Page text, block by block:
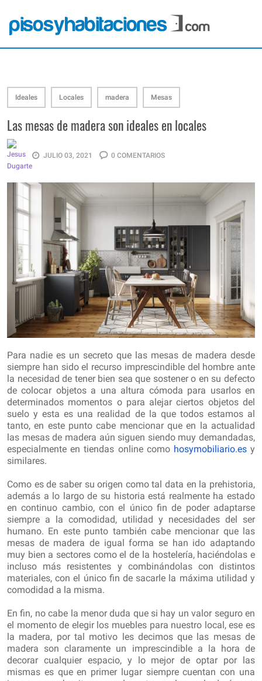
Ideales Locales madera Mesas
Las mesas de madera son ideales en locales
JULIO 03, 2021 0 COMENTARIOS
Para nadie es un secreto que las mesas de madera desde
siempre han sido el recurso imprescindible del hombre ante
la necesidad de tener bien sea que sostener o en su defecto
de colocar objetos a una altura cómoda para usarlos en
determinados momentos o para alejar ciertos objetos del
suelo y esta es una realidad de la que todos estamos al
tanto, en este punto cabe mencionar que en la actualidad
las mesas de madera aún siguen siendo muy demandadas,
especialmente en tiendas online como hosymobiliario.es y
similares.
Como es de saber su origen como tal data en la prehistoria,
además a lo largo de su historia está realmente ha estado
en continuo cambio, con el único fin de poder adaptarse
siempre a la comodidad, utilidad y necesidades del ser
humano. En este punto también cabe mencionar que las
mesas de madera de igual forma se han ido adaptando
muy bien a sectores como el de la hostelería, haciéndolas e
incluso más resistentes y combinándolas con distintos
materiales, con el único fin de sacarle la máxima utilidad y
comodidad a la misma.
En fin, no cabe la menor duda que si hay un valor seguro en
el momento de elegir los muebles para nuestro local, ese es
la madera, por tal motivo les decimos que las mesas de
madera son claramente un imprescindible a la hora de
decorar cualquier espacio, y lo mejor de optar por las
mismas es que en primer lugar siempre cuentan con una